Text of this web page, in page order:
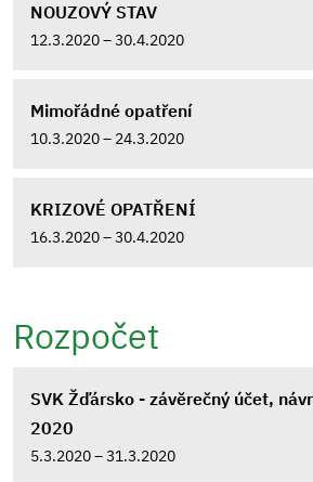
NOUZOVÝ STAV
12.3.2020 – 30.4.2020
Mimořádné opatření
10.3.2020 – 24.3.2020
KRIZOVÉ OPATŘENÍ
16.3.2020 – 30.4.2020
Rozpočet
SVK Žďársko - závěrečný účet,
2020
5.3.2020 – 31.3.2020